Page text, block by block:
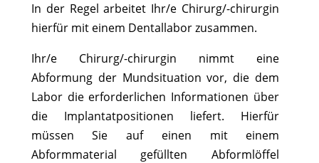
In der Regel arbeitet Ihr/e Chirurg/-chirurgin
hierfür mit einem Dentallabor zusammen.
Ihr/e Chirurg/-chirurgin nimmt eine
Abformung der Mundsituation vor, die dem
Labor die erforderlichen Informationen über
die Implantatpositionen liefert. Hierfür
müssen Sie auf einen mit einem
Abformmaterial gefüllten Abformlöffel